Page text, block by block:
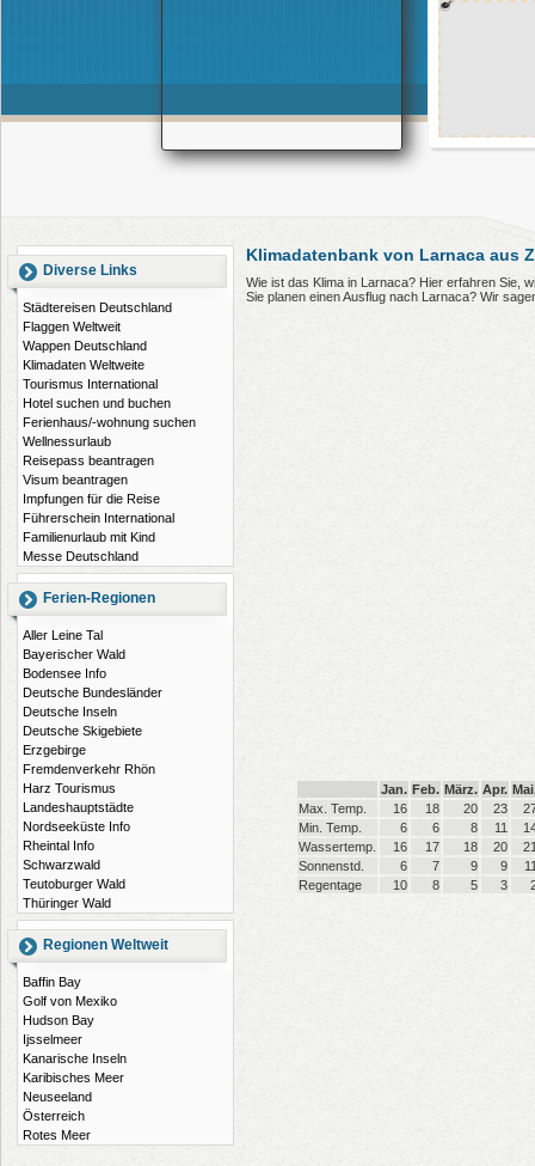
Diverse Links
Städtereisen Deutschland
Flaggen Weltweit
Wappen Deutschland
Klimadaten Weltweite
Tourismus International
Hotel suchen und buchen
Ferienhaus/-wohnung suchen
Wellnessurlaub
Reisepass beantragen
Visum beantragen
Impfungen für die Reise
Führerschein International
Familienurlaub mit Kind
Messe Deutschland
Ferien-Regionen
Aller Leine Tal
Bayerischer Wald
Bodensee Info
Deutsche Bundesländer
Deutsche Inseln
Deutsche Skigebiete
Erzgebirge
Fremdenverkehr Rhön
Harz Tourismus
Landeshauptstädte
Nordseeküste Info
Rheintal Info
Schwarzwald
Teutoburger Wald
Thüringer Wald
Regionen Weltweit
Baffin Bay
Golf von Mexiko
Hudson Bay
Ijsselmeer
Kanarische Inseln
Karibisches Meer
Neuseeland
Österreich
Rotes Meer
Klimadatenbank von Larnaca aus
Wie ist das Klima in Larnaca? Hier erfahren Sie,
Sie planen einen Ausflug nach Larnaca? Wir
Jan. Feb. März. Apr.
Max. Temp.
16 18 20 23
Min. Temp.
6 6 8 11
Wassertemp.
16 17 18 20
Sonnenstd.
6 7 9 9
Regentage
10 8 5 3